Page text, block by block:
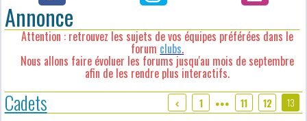
Annonce
Attention : retrouvez les sujets de vos équipes préférées dans le
forum clubs.
Nous allons faire évoluer les forums jusqu'au mois de septembre
afin de les rendre plus interactifs.
Cadets 1 ●●● 11 12 13